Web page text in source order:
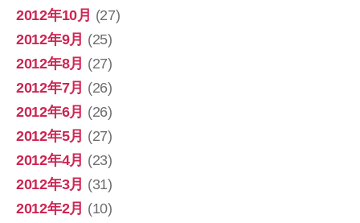
2012年10月 (27)
2012年9月 (25)
2012年8月 (27)
2012年7月 (26)
2012年6月 (26)
2012年5月 (27)
2012年4月 (23)
2012年3月 (31)
2012年2月 (10)